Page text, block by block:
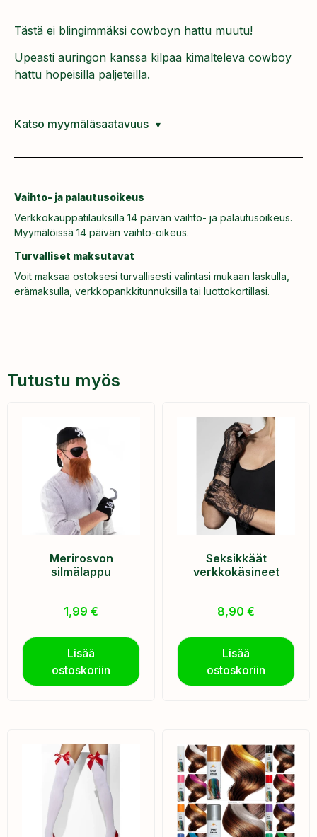
Tästä ei blingimmäksi cowboyn hattu muutu!
Upeasti auringon kanssa kilpaa kimalteleva cowboy
hattu hopeisilla paljeteilla.
Katso myymäläsaatavuus
Vaihto- ja palautusoikeus
Verkkokauppatilauksilla 14 päivän vaihto- ja palautusoikeus.
Myymälöissä 14 päivän vaihto-oikeus.
Turvalliset maksutavat
Voit maksaa ostoksesi turvallisesti valintasi mukaan laskulla,
erämaksulla, verkkopankkitunnuksilla tai luottokortillasi.
Tutustu myös
Merirosvon
silmälappu
1,99 €
Lisää
ostoskoriin
Seksikkäät
verkkokäsineet
8,90 €
Lisää
ostoskoriin